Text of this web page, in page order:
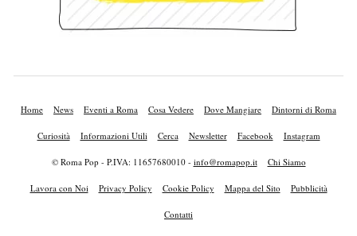
Home News Eventi a Roma Cosa Vedere Dove Mangiare Dintorni di Roma
Curiosità Informazioni Utili Cerca Newsletter Facebook Instagram
© Roma Pop - P.IVA: 11657680010 - info@romapop.it Chi Siamo
Lavora con Noi Privacy Policy Cookie Policy Mappa del Sito Pubblicità
Contatti